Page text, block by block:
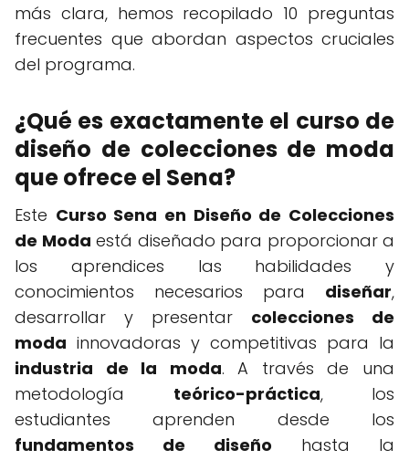
más clara, hemos recopilado 10 preguntas
frecuentes que abordan aspectos cruciales
del programa.
¿Qué es exactamente el curso de
diseño de colecciones de moda
que ofrece el Sena?
Este Curso Sena en Diseño de Colecciones
de Moda está diseñado para proporcionar a
los aprendices las habilidades y
conocimientos necesarios para diseñar,
desarrollar y presentar colecciones de
moda innovadoras y competitivas para la
industria de la moda. A través de una
metodología teórico-práctica, los
estudiantes aprenden desde los
fundamentos de diseño hasta la